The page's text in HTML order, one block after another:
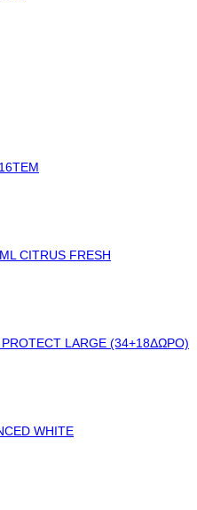
CITRUS FRESH
PROTECT LARGE (34+18ΔΩΡΟ)
WHITE